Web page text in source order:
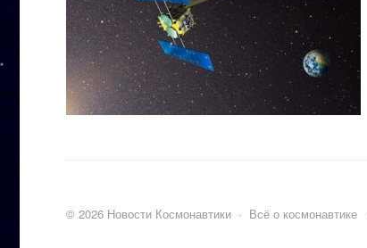
© 2026 Новости Космонавтики · Всё о космонавтике